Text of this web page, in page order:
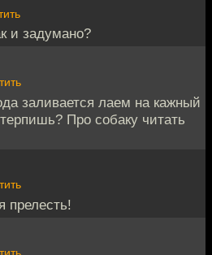
и задумано?
заливается лаем на кажный
Про собаку читать
прелесть!